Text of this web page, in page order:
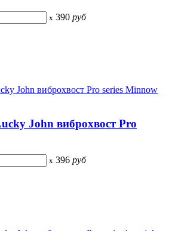
x 390 руб
John виброхвост Pro
x 396 руб